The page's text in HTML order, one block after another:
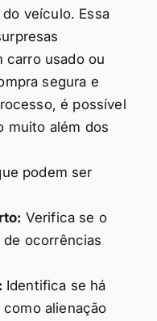
veículo. Essa
carro usado ou
segura e
é possível
muito além dos
podem ser
Verifica se o
ocorrências
Identifica se há
alienação